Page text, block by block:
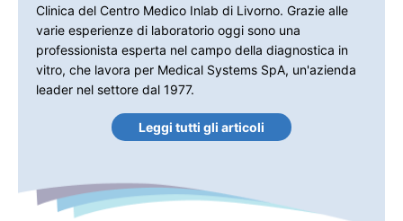
Clinica del Centro Medico Inlab di Livorno. Grazie alle
varie esperienze di laboratorio oggi sono una
professionista esperta nel campo della diagnostica in
vitro, che lavora per Medical Systems SpA, un'azienda
leader nel settore dal 1977.
Leggi tutti gli articoli